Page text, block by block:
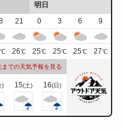
明日
21 0 3 6
9
℃ 26℃ 25℃ 25℃ 25℃ 27℃
までの天気予報を見る
) 15(土) 16(日)